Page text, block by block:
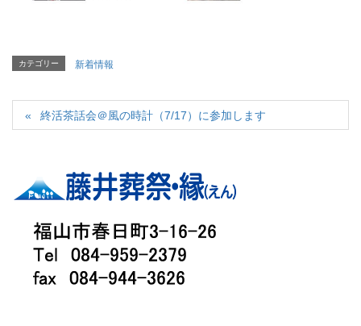
カテゴリー 新着情報
終活茶話会＠風の時計（7/17）に参加します